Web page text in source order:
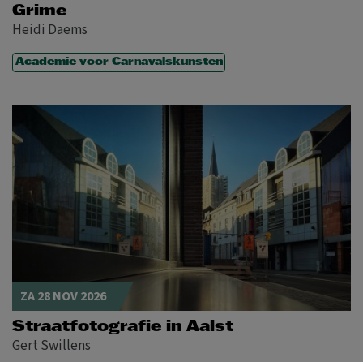
Grime
Heidi Daems
Academie voor Carnavalskunsten
ZA 28 NOV 2026
Straatfotografie in Aalst
Gert Swillens